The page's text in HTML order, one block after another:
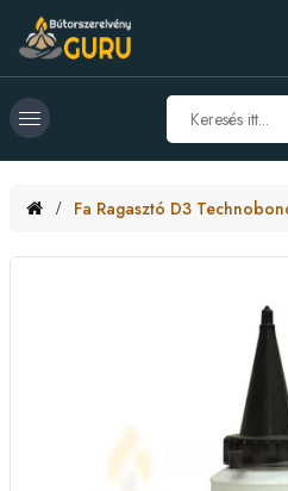
Fa Ragasztó D3